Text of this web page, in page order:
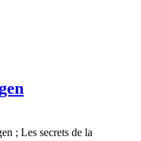
; Les secrets de la